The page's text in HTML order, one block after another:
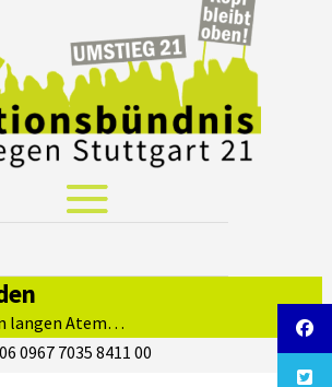
langen Atem…
0967 7035 8411 00